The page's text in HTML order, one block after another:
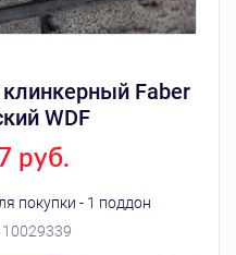
Faber
WDF
10029339
руб.
покупки - 1 поддон